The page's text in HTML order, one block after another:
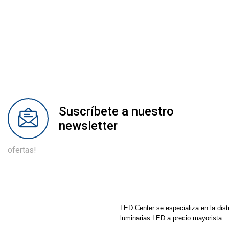
Suscríbete a nuestro
newsletter
ofertas!
LED Centerse especializa en la
luminarias LED a precio mayorista.